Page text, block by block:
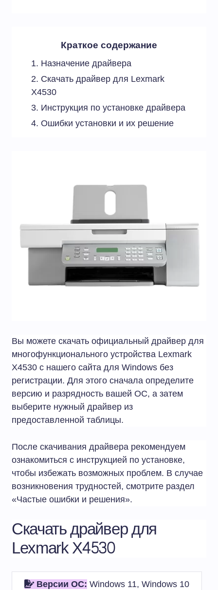
Краткое содержание
Назначение драйвера
Скачать драйвер для Lexmark
X4530
Инструкция по установке драйвера
Ошибки установки и их решение
Вы можете скачать официальный драйвер для
многофункционального устройства Lexmark
X4530 с нашего сайта для Windows без
регистрации. Для этого сначала определите
версию и разрядность вашей ОС, а затем
выберите нужный драйвер из
предоставленной таблицы.
После скачивания драйвера рекомендуем
ознакомиться с инструкцией по установке,
чтобы избежать возможных проблем. В случае
возникновения трудностей, смотрите раздел
«Частые ошибки и решения».
Скачать драйвер для
Lexmark X4530
Версии ОС: Windows 11, Windows 10